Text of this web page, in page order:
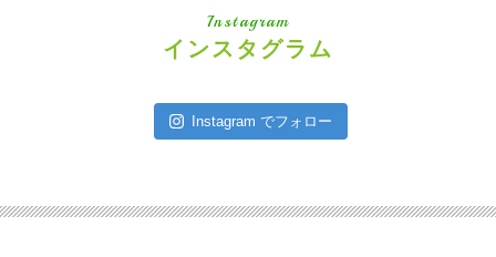
Instagram
インスタグラム
Instagram でフォロー